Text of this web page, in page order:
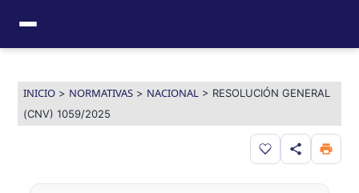
contenido
INICIO> NORMATIVAS> NACIONAL> RESOLUCIÓN GENERAL
(CNV) 1059/2025
Guardar en